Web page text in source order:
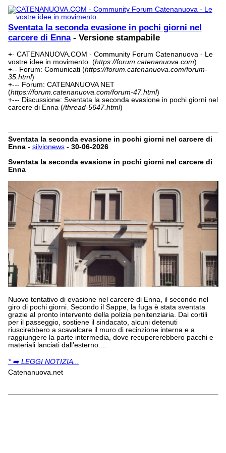
Sventata la seconda evasione in pochi giorni nel
carcere di Enna- Versione stampabile
+- CATENANUOVA.COM - Community Forum Catenanuova - Le
vostre idee in movimento. (https://forum.catenanuova.com)
+-- Forum: Comunicati (https://forum.catenanuova.com/forum-
35.html)
+--- Forum: CATENANUOVA NET
(https://forum.catenanuova.com/forum-47.html)
+--- Discussione: Sventata la seconda evasione in pochi giorni nel
carcere di Enna (/thread-5647.html)
Sventata la seconda evasione in pochi giorni nel carcere di
Enna- silvionews- 30-06-2026
Sventata la seconda evasione in pochi giorni nel carcere di
Enna
Nuovo tentativo di evasione nel carcere di Enna, il secondo nel
giro di pochi giorni. Secondo il Sappe, la fuga è stata sventata
grazie al pronto intervento della polizia penitenziaria. Dai cortili
per il passeggio, sostiene il sindacato, alcuni detenuti
riuscirebbero a scavalcare il muro di recinzione interna e a
raggiungere la parte intermedia, dove recupererebbero pacchi e
materiali lanciati dall’esterno....
* ➡️ LEGGI NOTIZIA...
Catenanuova.net